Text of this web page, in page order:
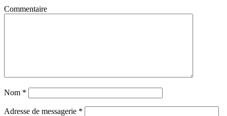
Commentaire
Nom *
Adresse de messagerie *